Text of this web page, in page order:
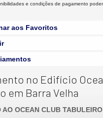
e condições de pagamento
aos Favoritos
no Edifício
em Barra Velha
AO OCEAN CLUB TABULEIRO